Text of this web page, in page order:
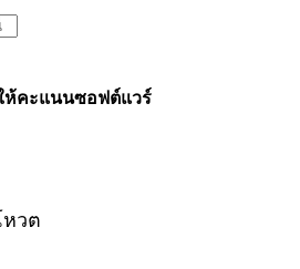
ห้คะแนนซอฟต์แวร์
วต